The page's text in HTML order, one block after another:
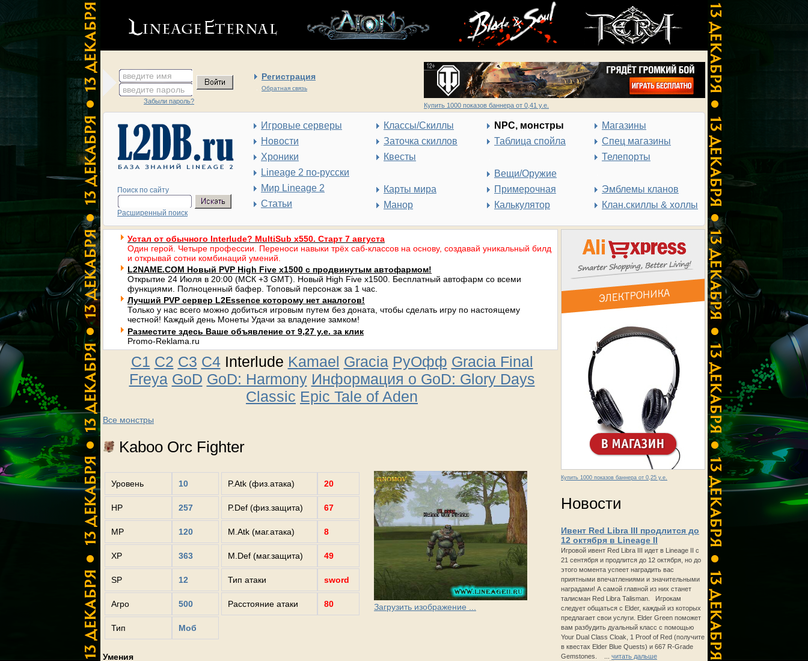
введите имя Регистрация
Обратная связь
введите пароль
Забыли пароль?
Купить 1000 показов баннера от 0,41 у.е.
Поиск по сайту
Расширенный поиск
Игровые серверы
Новости
Хроники
Lineage 2 по-русски
Мир Lineage 2
Статьи
Классы/Скиллы
Заточка скиллов
Квесты
Карты мира
Манор
NPC, монстры
Таблица спойла
Вещи/Оружие
Примерочная
Калькулятор
Магазины
Спец магазины
Телепорты
Эмблемы кланов
Клан.скиллы & холлы
Купить 1000 показов баннера от 0,25 у.е.
Новости
Ивент Red Libra III продлится до
12 октября в Lineage II
Игровой ивент Red Libra III идет в Lineage II с
21 сентября и продлится до 12 октября, но до
этого момента успеет наградить вас
приятными впечатлениями и значительными
наградами! А самой главной из них станет
талисман Red Libra Talisman. Игрокам
следует общаться с Elder, каждый из которых
предлагает свои услуги. Elder Green поможет
вам разбудить дуальный класс с помощью
Your Dual Class Cloak, 1 Proof of Red (получите
в квестах Elder Blue Quests) и 667 R-Grade
Gemstones. ... читать дальше
Устал от обычного Interlude? MultiSub x550. Старт 7 августа
Один герой. Четыре профессии. Переноси навыки трёх саб-классов на основу, создавай уникальный билд
и открывай сотни комбинаций умений.
L2NAME.COM Новый PVP High Five x1500 с продвинутым автофармом!
Открытие 24 Июля в 20:00 (МСК +3 GMT). Новый High Five x1500. Бесплатный автофарм со всеми
функциями. Полноценный бафер. Топовый персонаж за 1 час.
Лучший PVP сервер L2Essence которому нет аналогов!
Только у нас всего можно добиться игровым путем без доната, чтобы сделать игру по настоящему
честной! Каждый день Монеты Удачи за владение замком!
Разместите здесь Ваше объявление от 9,27 у.е. за клик
Promo-Reklama.ru
C1 C2 C3 C4Interlude Kamael Gracia РуОфф Gracia Final
Freya GoD GoD: Harmony Информация о GoD: Glory Days
Classic Epic Tale of Aden
Все монстры
Kaboo Orc Fighter
Уровень 10
HP 257
MP 120
XP 363
SP 12
Агро 500
Тип Моб
P.Atk (физ.атака) 20
P.Def (физ.защита) 67
M.Atk (маг.атака) 8
M.Def (маг.защита) 49
Тип атаки sword
Расстояние атаки 80 Загрузить изображение ...
Умения